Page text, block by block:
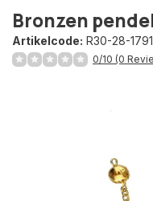
Bronzen
Artikelcode: R30-28-
0/10 (0